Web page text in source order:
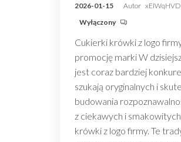
2026-01-15 Autor
Wyłączony
Cukierki krówki z logo
promocję marki W
jest coraz bardziej
szukają oryginalnych i
budowania
z ciekawych i
krówki z logo firmy. Te